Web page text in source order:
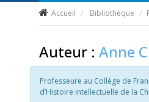
Accueil Bibliothèque
Auteur : Anne
Professeure au Collège de
d’Histoire intellectuelle de la